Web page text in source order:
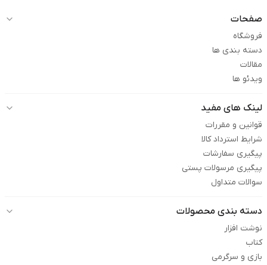
صفحات
فروشگاه
دسته بندی ها
مقالات
ویدئو ها
لینک های مفید
قوانین و مقررات
شرایط استرداد کالا
پیگیری سفارشات
پیگیری مرسولات پستی
سوالات متداول
دسته بندی محصولات
نوشت افزار
کتاب
بازی و سرگرمی